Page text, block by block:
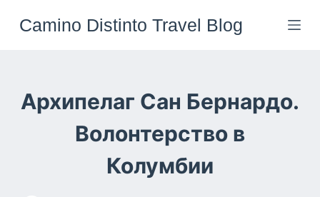
Camino Distinto Travel Blog
Архипелаг Сан Бернардо.
Волонтерство в
Колумбии